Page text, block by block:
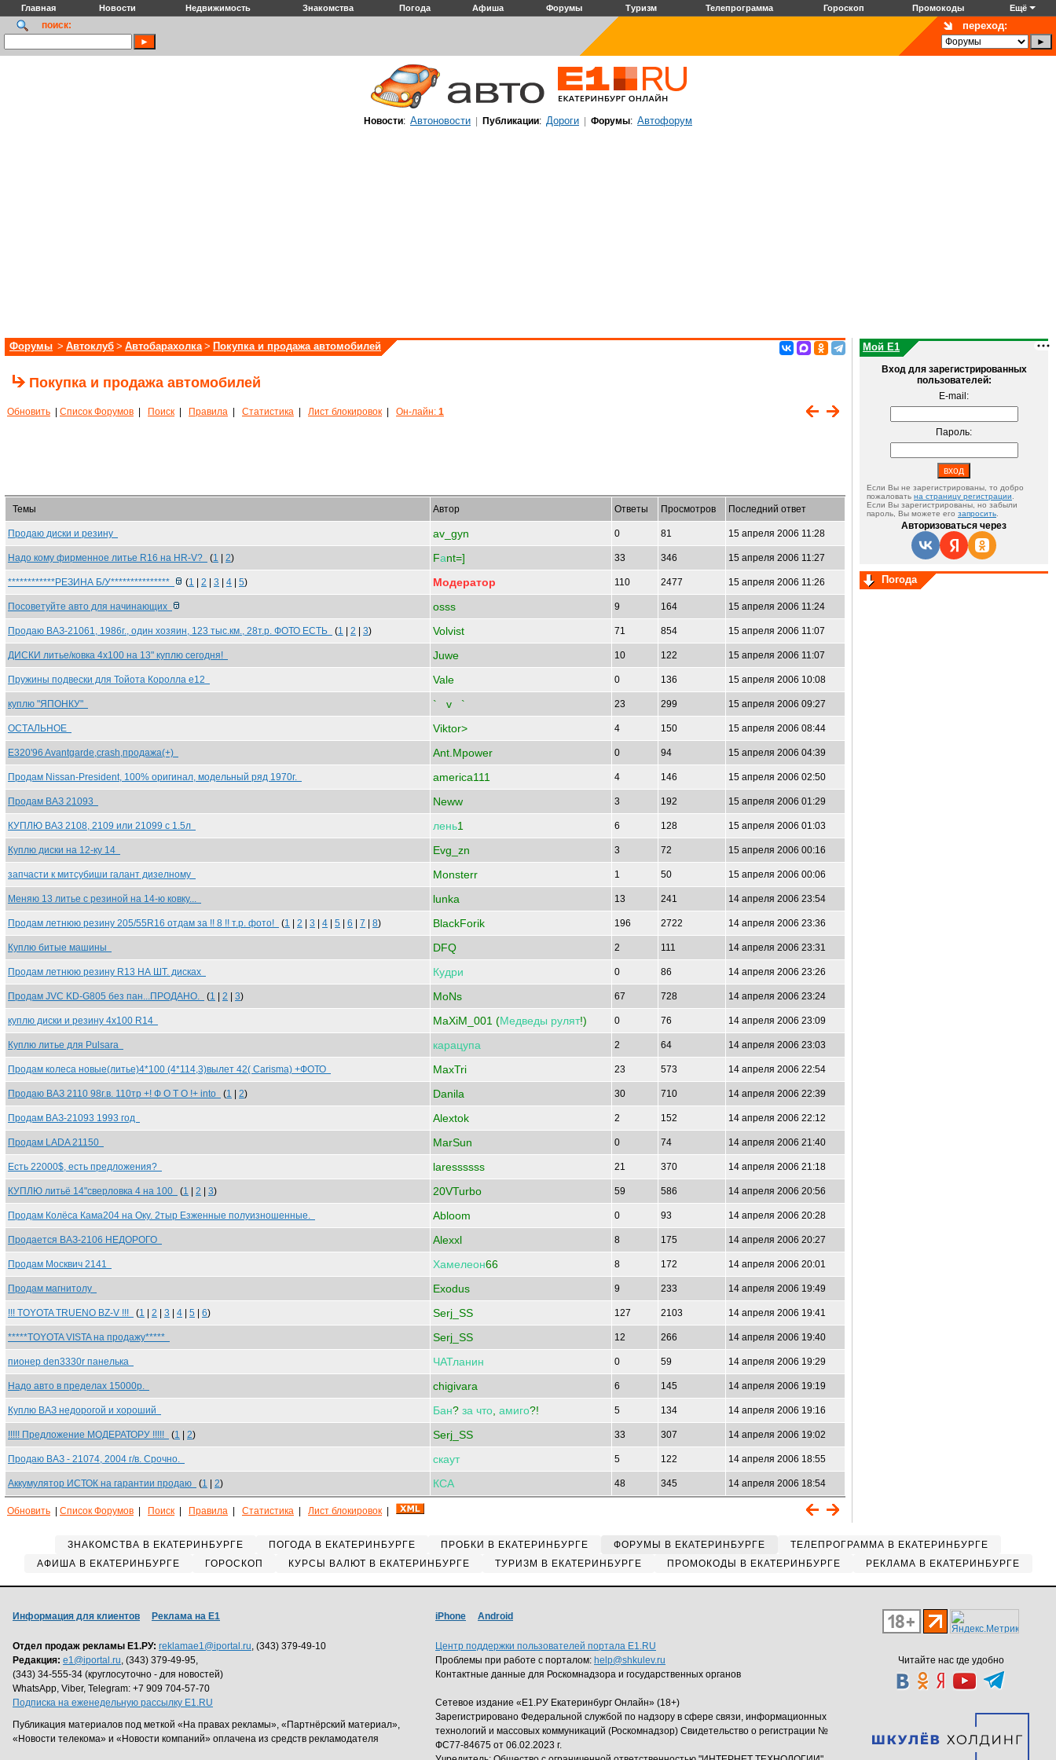
Главная Новости Недвижимость Знакомства Погода Афиша Форумы Туризм Телепрограмма Гороскоп Промокоды Ещё
поиск: переход:
Новости: Автоновости Публикации: Дороги Форумы: Автофорум
Форумы > Автоклуб > Автобарахолка > Покупка и продажа автомобилей
Покупка и продажа автомобилей
Обновить Список Форумов Поиск Правила Статистика Лист блокировок Он-лайн: 1
Темы Автор Ответы Просмотров Последний ответ
Продаю диски и резину av_gyn 0 81 15 апреля 2006 11:28
Надо кому фирменное литье R16 на HR-V? (1 2) Fаnt=] 33 346 15 апреля 2006 11:27
************РЕЗИНА Б/У*************** (1 2 3 4 5) Модератор 110 2477 15 апреля 2006 11:26
Посоветуйте авто для начинающих osss 9 164 15 апреля 2006 11:24
Продаю ВАЗ-21061, 1986г., один хозяин, 123 тыс.км., 28т.р. ФОТО ЕСТЬ (1 2 3) Volvist 71 854 15 апреля 2006 11:07
ДИСКИ литье/ковка 4х100 на 13" куплю сегодня! Juwe 10 122 15 апреля 2006 11:07
Пружины подвески для Тойота Королла е12 Vale 0 136 15 апреля 2006 10:08
куплю "ЯПОНКУ" ` v ` 23 299 15 апреля 2006 09:27
ОСТАЛЬНОЕ Viktor> 4 150 15 апреля 2006 08:44
E320'96 Avantgarde,crash,продажа(+) Ant.Mpower 0 94 15 апреля 2006 04:39
Продам Nissan-President, 100% оригинал, модельный ряд 1970г. america111 4 146 15 апреля 2006 02:50
Продам ВАЗ 21093 Neww 3 192 15 апреля 2006 01:29
КУПЛЮ ВАЗ 2108, 2109 или 21099 с 1.5л лень1 6 128 15 апреля 2006 01:03
Куплю диски на 12-ку 14 Evg_zn 3 72 15 апреля 2006 00:16
запчасти к митсубиши галант дизелному Monsterr 1 50 15 апреля 2006 00:06
Меняю 13 литье с резиной на 14-ю ковку... lunka 13 241 14 апреля 2006 23:54
Продам летнюю резину 205/55R16 отдам за !! 8 !! т.р. фото! (1 2 3 4 5 6 7 8) BlackForik 196 2722 14 апреля 2006 23:36
Куплю битые машины DFQ 2 111 14 апреля 2006 23:31
Продам летнюю резину R13 НА ШТ. дисках Кудри 0 86 14 апреля 2006 23:26
Продам JVC KD-G805 без пан...ПРОДАНО. (1 2 3) MoNs 67 728 14 апреля 2006 23:24
куплю диски и резину 4х100 R14 MaXiM_001 (Медведы рулят!) 0 76 14 апреля 2006 23:09
Куплю литье для Pulsara карацупа 2 64 14 апреля 2006 23:03
Продам колеса новые(литье)4*100 (4*114,3)вылет 42( Carisma) +ФОТО MaxTri 23 573 14 апреля 2006 22:54
Продаю ВАЗ 2110 98г.в. 110тр +! Ф О Т О !+ into (1 2) Danila 30 710 14 апреля 2006 22:39
Продам ВАЗ-21093 1993 год Alextok 2 152 14 апреля 2006 22:12
Продам LADA 21150 MarSun 0 74 14 апреля 2006 21:40
Есть 22000$, есть предложения? laressssss 21 370 14 апреля 2006 21:18
КУПЛЮ литьё 14"сверловка 4 на 100 (1 2 3) 20VTurbo 59 586 14 апреля 2006 20:56
Продам Колёса Кама204 на Оку. 2тыр Езженные полуизношенные. Abloom 0 93 14 апреля 2006 20:28
Продается ВАЗ-2106 НЕДОРОГО Alexxl 8 175 14 апреля 2006 20:27
Продам Москвич 2141 Хамелеон66 8 172 14 апреля 2006 20:01
Продам магнитолу Exodus 9 233 14 апреля 2006 19:49
!!! TOYOTA TRUENO BZ-V !!! (1 2 3 4 5 6) Serj_SS 127 2103 14 апреля 2006 19:41
*****TOYOTA VISTA на продажу***** Serj_SS 12 266 14 апреля 2006 19:40
пионер den3330r панелька ЧАТланин 0 59 14 апреля 2006 19:29
Надо авто в пределах 15000р. chigivara 6 145 14 апреля 2006 19:19
Куплю ВАЗ недорогой и хороший Бан? за что амиго?! 5 134 14 апреля 2006 19:16
!!!!! Предложение МОДЕРАТОРУ !!!!! (1 2) Serj_SS 33 307 14 апреля 2006 19:02
Продаю ВАЗ - 21074, 2004 г/в. Срочно. скаут 5 122 14 апреля 2006 18:55
Аккумулятор ИСТОК на гарантии продаю (1 2) КСА 48 345 14 апреля 2006 18:54
Обновить Список Форумов Поиск Правила Статистика Лист блокировок
Мой E1
Вход для зарегистрированных
пользователей:
E-mail:
Пароль:
Если Вы не зарегистрированы, то добро
пожаловать на страницу регистрации
Если Вы зарегистрированы, но забыли
пароль, Вы можете его запросить
Авторизоваться через
Погода
ЗНАКОМСТВА В ЕКАТЕРИНБУРГЕ ПОГОДА В ЕКАТЕРИНБУРГЕ ПРОБКИ В ЕКАТЕРИНБУРГЕ ФОРУМЫ В ЕКАТЕРИНБУРГЕ
ТЕЛЕПРОГРАММА В ЕКАТЕРИНБУРГЕ
АФИША В ЕКАТЕРИНБУРГЕ
ГОРОСКОП КУРСЫ ВАЛЮТ В ЕКАТЕРИНБУРГЕ ТУРИЗМ В ЕКАТЕРИНБУРГЕ ПРОМОКОДЫ В ЕКАТЕРИНБУРГЕ РЕКЛАМА В ЕКАТЕРИНБУРГЕ
Читайте нас где удобно
Информация для клиентов Реклама на Е1
Отдел продаж рекламы Е1.РУ: reklamae1@iportal.ru, (343) 379-49-10
Редакция: e1@iportal.ru, (343) 379-49-95,
(343) 34-555-34 (круглосуточно - для новостей)
WhatsApp, Viber, Telegram: +7 909 704-57-70
Подписка на еженедельную рассылку E1.RU
Публикация материалов под меткой «На правах рекламы», «Партнёрский материал»,
«Новости телекома» и «Новости компаний» оплачена из средств рекламодателя
iPhone Android
Центр поддержки пользователей портала E1.RU
Проблемы при работе с порталом: help@shkulev.ru
Контактные данные для Роскомнадзора и государственных органов
Сетевое издание «Е1.РУ Екатеринбург Онлайн» (18+)
Зарегистрировано Федеральной службой по надзору в сфере связи, информационных
технологий и массовых коммуникаций (Роскомнадзор) Свидетельство о регистрации №
ФС77-84675 от 06.02.2023 г.